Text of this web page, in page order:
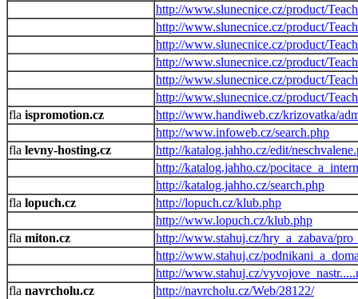
http://www.slunecnice.cz/product/
http://www.slunecnice.cz/product/
http://www.slunecnice.cz/product/
http://www.slunecnice.cz/product/
http://www.slunecnice.cz/product/
http://www.slunecnice.cz/product/
ispromotion.cz
http://www.handiweb.cz/krizovatka/
http://www.infoweb.cz/search.php
levny-hosting.cz
http://katalog.jahho.cz/edit/
http://katalog.jahho.cz/
http://katalog.jahho.cz/search.php
lopuch.cz
http://lopuch.cz/klub.php
http://www.lopuch.cz/klub.php
miton.cz
http://www.stahuj.cz/hry_a_zabava/
http://www.stahuj.cz/
http://www.stahuj.cz/
navrcholu.cz
http://navrcholu.cz/Web/28122/